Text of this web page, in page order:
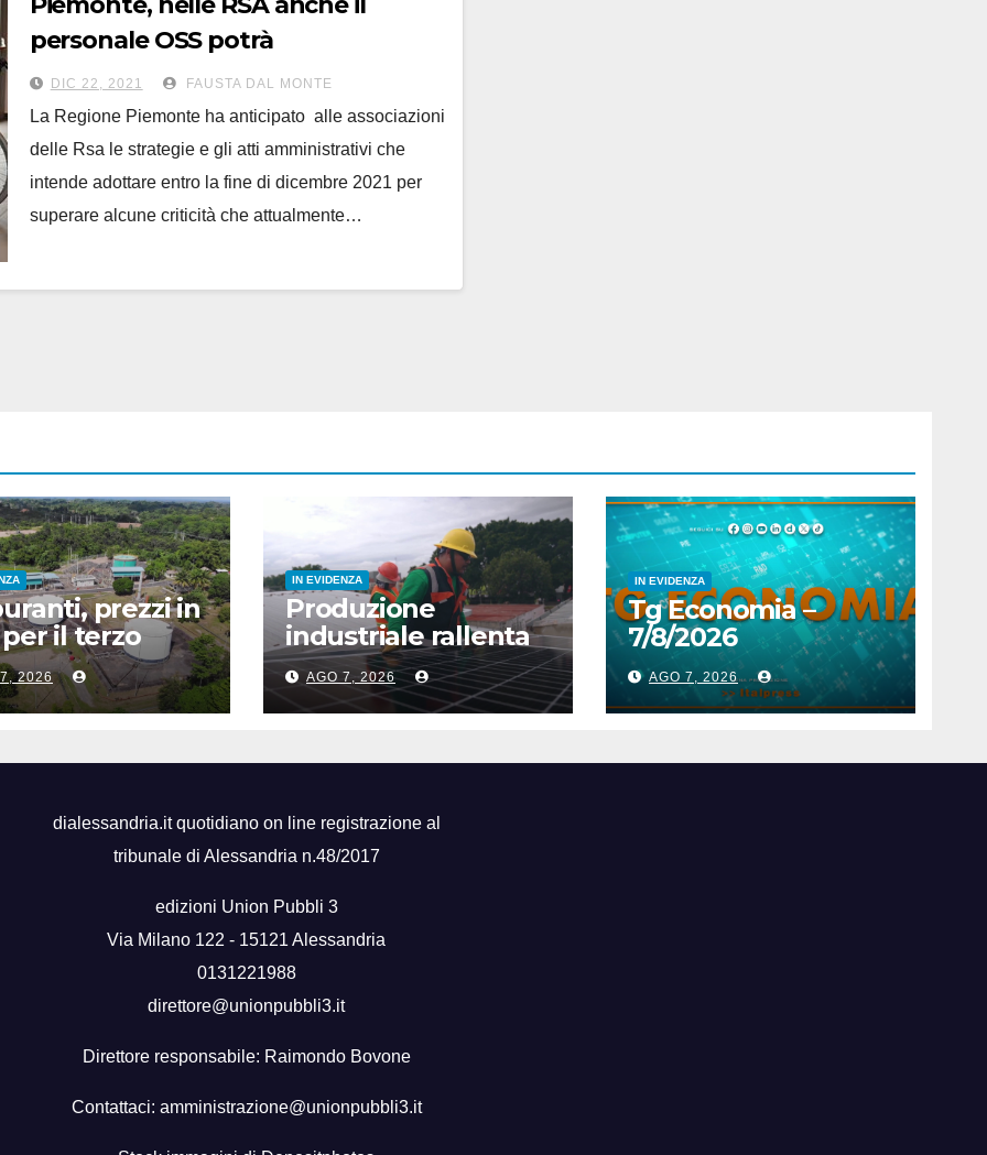
personale OSS potrà
somministrare i farmaci
DIC 22, 2021 FAUSTA DAL MONTE
La Regione Piemonte ha anticipato alle associazioni
delle Rsa le strategie e gli atti amministrativi che
intende adottare entro la fine di dicembre 2021 per
superare alcune criticità che attualmente…
prezzi in
il terzo
consecutivo
2026
IN EVIDENZA
Produzione
industriale rallenta
a giugno ma il
trimestre resta
positivo
AGO 7, 2026
IN EVIDENZA
Tg Economia –
7/8/2026
AGO 7, 2026
dialessandria.it quotidiano on line registrazione al
tribunale di Alessandria n.48/2017
edizioni Union Pubbli 3
Via Milano 122 - 15121 Alessandria
0131221988
direttore@unionpubbli3.it
Direttore responsabile: Raimondo Bovone
Contattaci: amministrazione@unionpubbli3.it